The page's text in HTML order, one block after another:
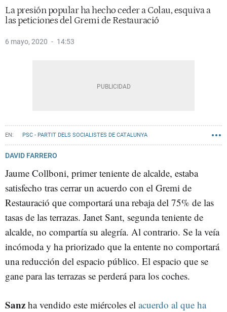
La presión popular ha hecho ceder a Colau, esquiva a
las peticiones del Gremi de Restauració
6 mayo, 2020 14:53
PSC - PARTIT DELS SOCIALISTES DE CATALUNYA
BARCELONA EN COMÚ
AYUNTAMIENTO DE BARCELONA JAUME COLLBONI JANET SANZ
DAVID FARRERO
Jaume Collboni, primer teniente de alcalde, estaba
satisfecho tras cerrar un acuerdo con el Gremi de
Restauració que comportará una rebaja del 75% de las
tasas de las terrazas. Janet Sant, segunda teniente de
alcalde, no compartía su alegría. Al contrario. Se la veía
incómoda y ha priorizado que la entente no comportará
una reducción del espacio público. El espacio que se
gane para las terrazas se perderá para los coches.
Sanz ha vendido este miércoles el acuerdo al que ha